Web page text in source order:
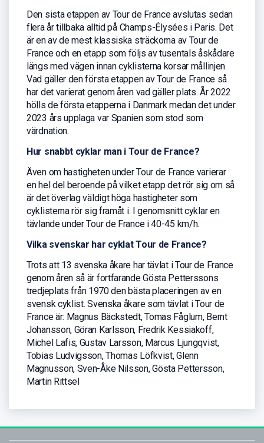
Den sista etappen av Tour de France avslutas sedan
flera år tillbaka alltid på Champs-Élysées i Paris. Det
är en av de mest klassiska sträckorna av Tour de
France och en etapp som följs av tusentals åskådare
längs med vägen innan cyklisterna korsar mållinjen.
Vad gäller den första etappen av Tour de France så
har det varierat genom åren vad gäller plats. År 2022
hölls de första etapperna i Danmark medan det under
2023 års upplaga var Spanien som stod som
värdnation.
Hur snabbt cyklar man i Tour de France?
Även om hastigheten under Tour de France varierar
en hel del beroende på vilket etapp det rör sig om så
är det överlag väldigt höga hastigheter som
cyklisterna rör sig framåt i. I genomsnitt cyklar en
tävlande under Tour de France i 40-45 km/h.
Vilka svenskar har cyklat Tour de France?
Trots att 13 svenska åkare har tävlat i Tour de France
genom åren så är fortfarande Gösta Petterssons
tredjeplats från 1970 den bästa placeringen av en
svensk cyklist. Svenska åkare som tävlat i Tour de
France är: Magnus Bäckstedt, Tomas Fåglum, Bernt
Johansson, Göran Karlsson, Fredrik Kessiakoff,
Michel Lafis, Gustav Larsson, Marcus Ljungqvist,
Tobias Ludvigsson, Thomas Löfkvist, Glenn
Magnusson, Sven-Åke Nilsson, Gösta Pettersson,
Martin Rittsel